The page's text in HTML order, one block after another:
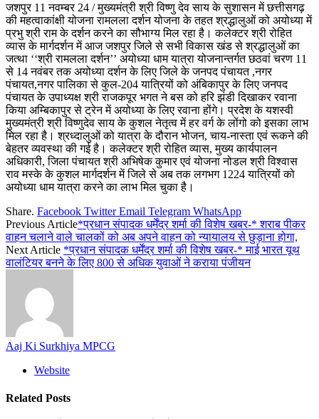
जशपुर 11 नवम्बर 24 / मुख्यमंत्री श्री विष्णु देव साय के सुशासन में छत्तीसगढ़
की महत्वाकांक्षी योजना रामलला दर्शन योजना के तहत श्रद्धालुओं को अयोध्या में
प्रभु श्री राम के दर्शन करने का सौभाग्य मिल रहा है। कलेक्टर श्री रोहित
व्यास के मार्गदर्शन में आज जशपुर जिले से सभी विकास खंड से श्रद्धालुओं का
जत्था ‘‘श्री रामलला दर्शन’’ अयोध्या धाम यात्रा योजनान्तर्गत छठवां चरण 11
से 14 नवंबर तक अयोध्या दर्शन के लिए जिले के जनपद पंचायत ,नगर
पंचायत,नगर पालिका से कुल-204 यात्रियों को अंबिकापुर के लिए जनपद
पंचायत के उपाध्यक्ष श्री राजकपूर भगत ने बस को हरि झंडी दिखाकर रवाना
किया अम्बिकापुर से ट्रेन में अयोध्या के लिए रवाना होंगे। प्रदेश के यशस्वी
मुख्यमंत्री श्री विष्णुदेव साय के कुशल नेतृत्व में हर वर्ग के लोंगो को इसका लाभ
मिल रहा है। श्रध्दालुओं को यात्रा के दौरान भोजन, चाय-नास्ता एवं रूकने की
बेहतर व्यवस्था की गई है। कलेक्टर श्री रोहित व्यास, मुख्य कार्यपालन
अधिकारी, जिला पंचायत श्री अभिषेक कुमार एवं योजना नोडल श्री विश्वास
राव मस्के के कुशल मार्गदर्शन में जिले से अब तक लगभग 1224 यात्रियों को
अयोध्या धाम यात्रा करने का लाभ मिल चुका है।
Share. Facebook Twitter Email Telegram WhatsApp
Previous Article*प्रधान संपादक धर्मेंद्र शर्मा की विशेष खबर-* शराब पीकर
वाहन चलाने वाले चालकों को अब अपने वाहन को न्यायालय से छुड़ाना होगा,
Next Article *प्रधान संपादक धर्मेंद्र शर्मा की विशेष खबर-* माई भारत यूथ
वालंटियर बनने के लिए 800 से अधिक युवाओं ने कराया पंजीयन
Aaj Ki Surkhiya MPCG
Website
Related Posts